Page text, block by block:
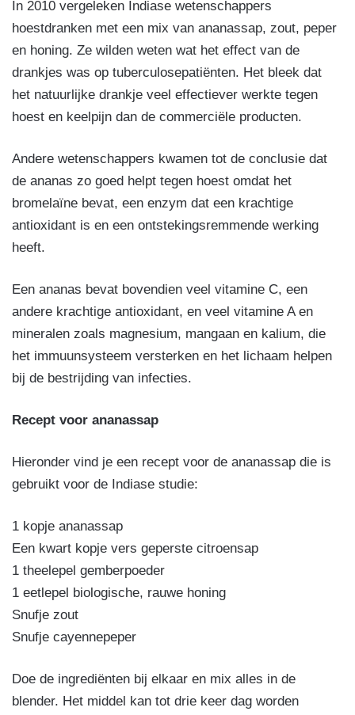
In 2010 vergeleken Indiase wetenschappers
hoestdranken met een mix van ananassap, zout, peper
en honing. Ze wilden weten wat het effect van de
drankjes was op tuberculosepatiënten. Het bleek dat
het natuurlijke drankje veel effectiever werkte tegen
hoest en keelpijn dan de commerciële producten.
Andere wetenschappers kwamen tot de conclusie dat
de ananas zo goed helpt tegen hoest omdat het
bromelaïne bevat, een enzym dat een krachtige
antioxidant is en een ontstekingsremmende werking
heeft.
Een ananas bevat bovendien veel vitamine C, een
andere krachtige antioxidant, en veel vitamine A en
mineralen zoals magnesium, mangaan en kalium, die
het immuunsysteem versterken en het lichaam helpen
bij de bestrijding van infecties.
Recept voor ananassap
Hieronder vind je een recept voor de ananassap die is
gebruikt voor de Indiase studie:
1 kopje ananassap
Een kwart kopje vers geperste citroensap
1 theelepel gemberpoeder
1 eetlepel biologische, rauwe honing
Snufje zout
Snufje cayennepeper
Doe de ingrediënten bij elkaar en mix alles in de
blender. Het middel kan tot drie keer dag worden